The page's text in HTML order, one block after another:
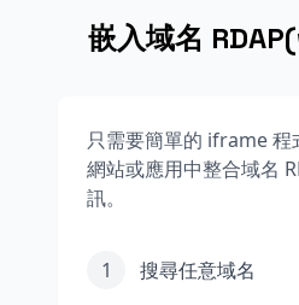
嵌入域名
只需要簡單的 iframe 程
網站或應用中整合域名
訊。
1 搜尋任意域名